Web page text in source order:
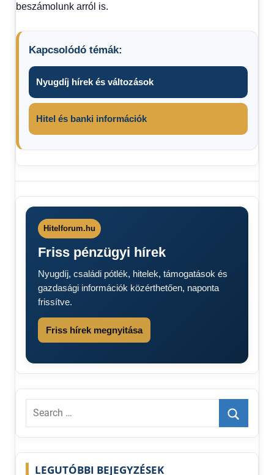
beszámolunk arról is.
Kapcsolódó témák:
Nyugdíj hírek és változások
Hitel és banki információk
Hitelforum.hu
Friss pénzügyi hírek
Nyugdíj, családi pótlék, hitelek, támogatások és
gazdasági információk közérthetően, naponta
frissítve.
Friss hírek megnyitása
Search
Search
LEGUTÓBBI BEJEGYZÉSEK